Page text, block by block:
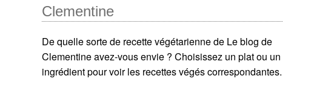
Clementine
De quelle sorte de recette végétarienne de Le blog de
Clementine avez-vous envie ? Choisissez un plat ou un
ingrédient pour voir les recettes végés correspondantes.